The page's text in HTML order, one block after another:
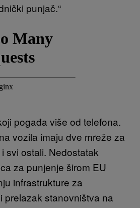
punjač.“
pogađa više od telefona.
vozila imaju dve mreže za
svi ostali. Nedostatak
za punjenje širom EU
infrastrukture za
prelazak stanovništva na